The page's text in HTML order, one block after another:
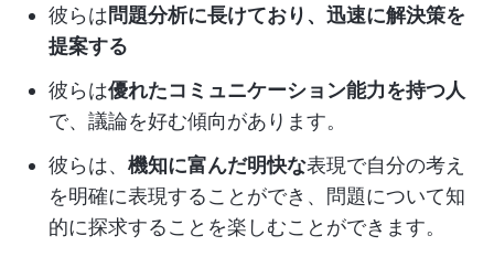
彼らは問題分析に長けており、迅速に解決策を
提案する
彼らは優れたコミュニケーション能力を持つ人
で、議論を好む傾向があります。
彼らは、 機知に富んだ明快な表現で自分の考え
を明確に表現することができ、問題について知
的に探求することを楽しむことができます。